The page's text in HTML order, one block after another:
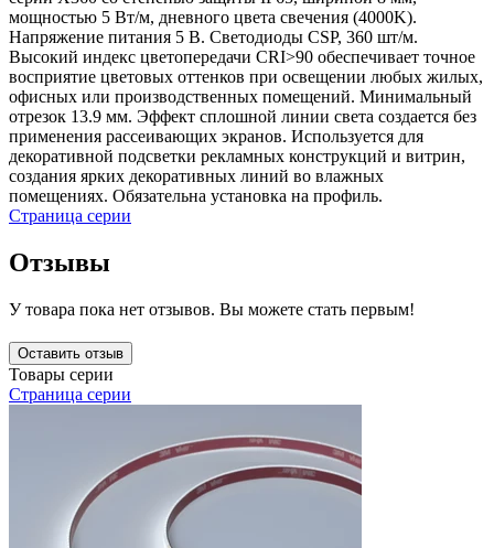
мощностью 5 Вт/м, дневного цвета свечения (4000K).
Напряжение питания 5 В. Светодиоды CSP, 360 шт/м.
Высокий индекс цветопередачи CRI>90 обеспечивает точное
восприятие цветовых оттенков при освещении любых жилых,
офисных или производственных помещений. Минимальный
отрезок 13.9 мм. Эффект сплошной линии света создается без
применения рассеивающих экранов. Используется для
декоративной подсветки рекламных конструкций и витрин,
создания ярких декоративных линий во влажных
помещениях. Обязательна установка на профиль.
Страница серии
Отзывы
У товара пока нет отзывов. Вы можете стать первым!
Оставить отзыв
Товары серии
Страница серии